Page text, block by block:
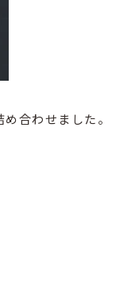
合わせました。